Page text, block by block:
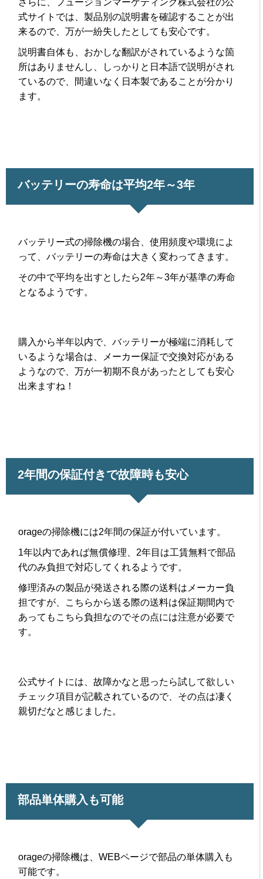
さらに、フュージョンマーケティング株式会社の公
式サイトでは、製品別の説明書を確認することが出
来るので、万が一紛失したとしても安心です。
説明書自体も、おかしな翻訳がされているような箇
所はありませんし、しっかりと日本語で説明がされ
ているので、間違いなく日本製であることが分かり
ます。
バッテリーの寿命は平均2年～3年
バッテリー式の掃除機の場合、使用頻度や環境によ
って、バッテリーの寿命は大きく変わってきます。
その中で平均を出すとしたら2年～3年が基準の寿命
となるようです。
購入から半年以内で、バッテリーが極端に消耗して
いるような場合は、メーカー保証で交換対応がある
ようなので、万が一初期不良があったとしても安心
出来ますね！
2年間の保証付きで故障時も安心
orageの掃除機には2年間の保証が付いています。
1年以内であれば無償修理、2年目は工賃無料で部品
代のみ負担で対応してくれるようです。
修理済みの製品が発送される際の送料はメーカー負
担ですが、こちらから送る際の送料は保証期間内で
あってもこちら負担なのでその点には注意が必要で
す。
公式サイトには、故障かなと思ったら試して欲しい
チェック項目が記載されているので、その点は凄く
親切だなと感じました。
部品単体購入も可能
orageの掃除機は、WEBページで部品の単体購入も
可能です。